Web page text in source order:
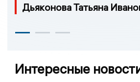
Дьяконова Татьяна
Интересные